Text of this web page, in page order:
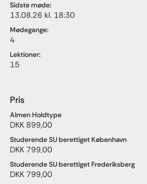
Sidste møde:
13.08.26 kl. 18:30
Mødegange:
4
Lektioner:
15
Pris
Almen Holdtype
DKK 899,00
Studerende SU berettiget København
DKK 799,00
Studerende SU berettiget Frederiksberg
DKK 799,00